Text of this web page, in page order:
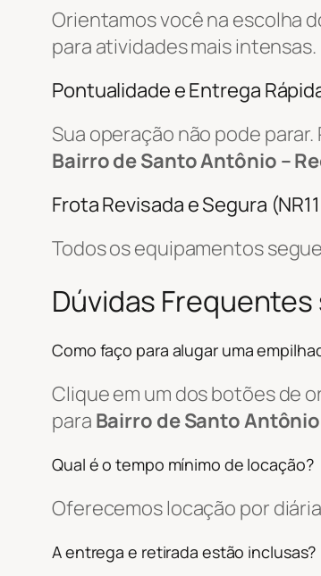
Orientamos você na escolha
para atividades mais intensas.
Pontualidade e Entrega
Sua operação não pode
Bairro de Santo Antônio –
Frota Revisada e Segura
Todos os equipamentos
Dúvidas
Como faço para alugar uma
Clique em um dos botões de
para Bairro de Santo Antônio
Qual é o tempo mínimo de locação?
Oferecemos locação por
A entrega e retirada estão inclusas?